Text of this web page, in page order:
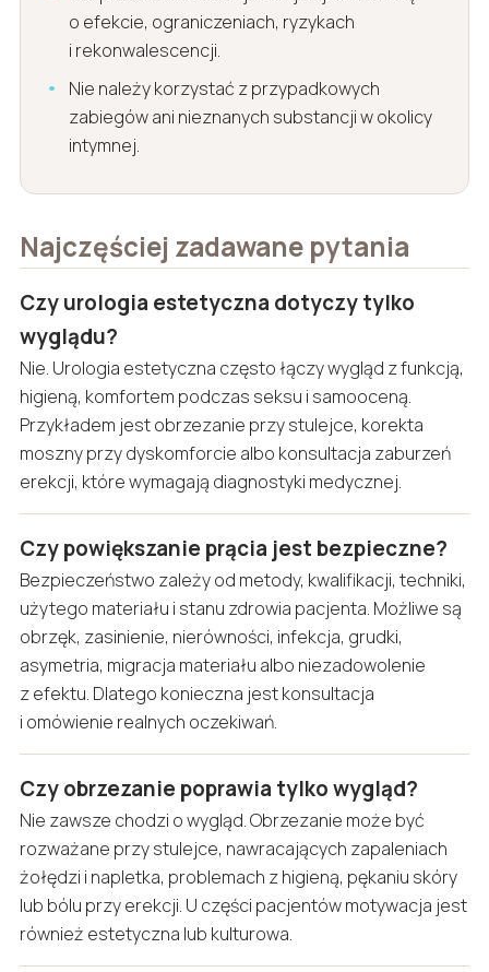
o efekcie, ograniczeniach, ryzykach
i rekonwalescencji.
Nie należy korzystać z przypadkowych
zabiegów ani nieznanych substancji w okolicy
intymnej.
Najczęściej zadawane pytania
Czy urologia estetyczna dotyczy tylko
wyglądu?
Nie. Urologia estetyczna często łączy wygląd z funkcją,
higieną, komfortem podczas seksu i samooceną.
Przykładem jest obrzezanie przy stulejce, korekta
moszny przy dyskomforcie albo konsultacja zaburzeń
erekcji, które wymagają diagnostyki medycznej.
Czy powiększanie prącia jest bezpieczne?
Bezpieczeństwo zależy od metody, kwalifikacji, techniki,
użytego materiału i stanu zdrowia pacjenta. Możliwe są
obrzęk, zasinienie, nierówności, infekcja, grudki,
asymetria, migracja materiału albo niezadowolenie
z efektu. Dlatego konieczna jest konsultacja
i omówienie realnych oczekiwań.
Czy obrzezanie poprawia tylko wygląd?
Nie zawsze chodzi o wygląd. Obrzezanie może być
rozważane przy stulejce, nawracających zapaleniach
żołędzi i napletka, problemach z higieną, pękaniu skóry
lub bólu przy erekcji. U części pacjentów motywacja jest
również estetyczna lub kulturowa.